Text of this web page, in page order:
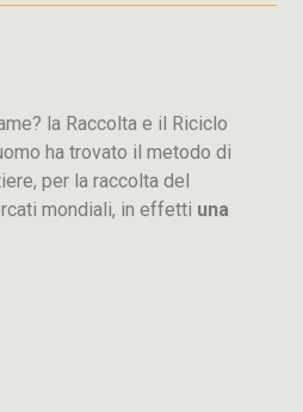
la Raccolta e il Riciclo
ha trovato il metodo di
per la raccolta del
mondiali, in effetti una